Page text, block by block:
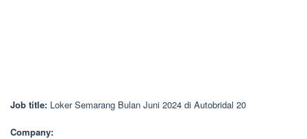
Job title: Loker Semarang Bulan Juni 2024 di Autobridal 20
Company: